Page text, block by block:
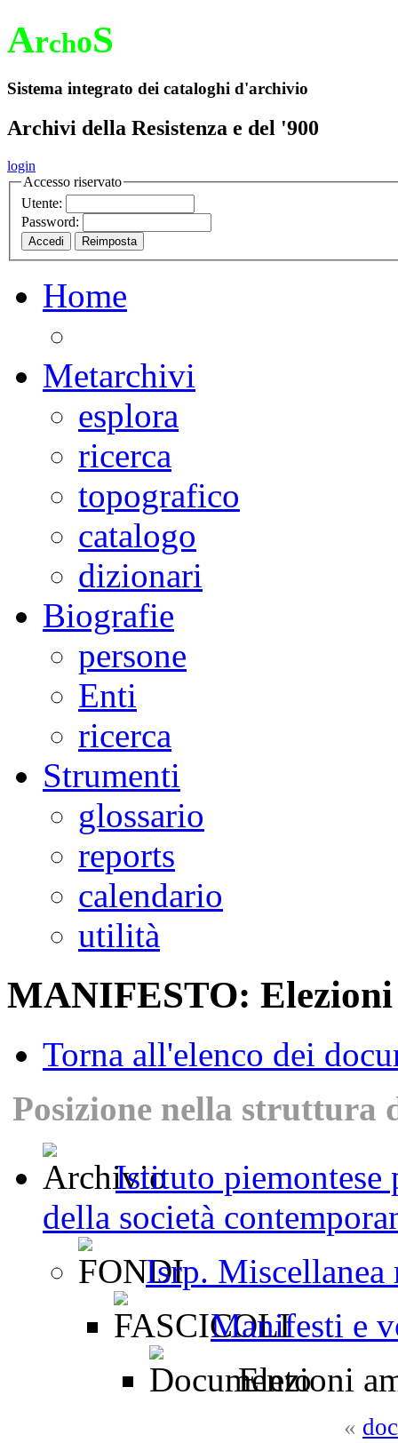
ArchoS
Sistema integrato dei cataloghi d'archivio
Archivi della Resistenza e del '900
login
Accesso riservato
Utente:
Password:
Home
Metarchivi
esplora
ricerca
topografico
catalogo
dizionari
Biografie
persone
Enti
ricerca
Strumenti
glossario
reports
calendario
utilità
MANIFESTO:
Torna all'elenco dei
Posizione nella struttura
Istituto piemontese
della società
Isrp.
Manifesti e
Elezioni
«